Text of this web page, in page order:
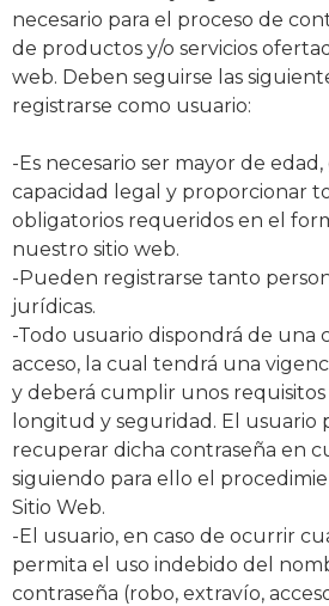
necesario para el proceso de
de productos y/o servicios
web. Deben seguirse las
registrarse como usuario:
-Es necesario ser mayor de
capacidad legal y proporcionar
obligatorios requeridos en el
nuestro sitio web.
-Pueden registrarse tanto
jurídicas.
-Todo usuario dispondrá de una
acceso, la cual tendrá una
y deberá cumplir unos
longitud y seguridad. El usuario
recuperar dicha contraseña en
siguiendo para ello el
Sitio Web.
-El usuario, en caso de ocurrir
permita el uso indebido del
contraseña (robo, extravío,